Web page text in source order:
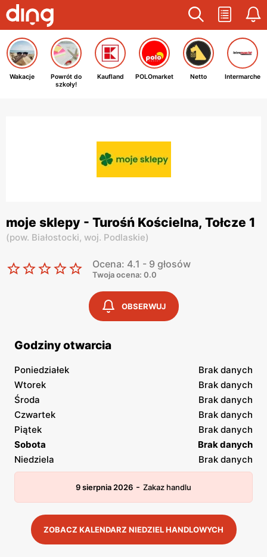
Wakacje
Powrót do
szkoły!
Kaufland POLOmarket Netto Intermarche
moje sklepy - Turośń Kościelna, Tołcze 1
(pow. Białostocki, woj. Podlaskie)
Ocena: 4.1 - 9 głosów
Twoja ocena: 0.0
OBSERWUJ
Godziny otwarcia
Poniedziałek
Brak danych
Wtorek
Brak danych
Środa
Brak danych
Czwartek
Brak danych
Piątek
Brak danych
Sobota
Brak danych
Niedziela
Brak danych
9 sierpnia 2026 - Zakaz handlu
ZOBACZ KALENDARZ NIEDZIEL HANDLOWYCH